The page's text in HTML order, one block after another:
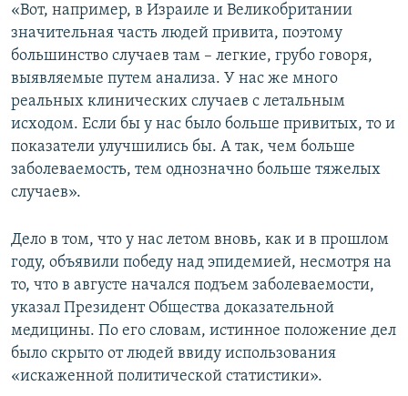
«Вот, например, в Израиле и Великобритании
значительная часть людей привита, поэтому
большинство случаев там – легкие, грубо говоря,
выявляемые путем анализа. У нас же много
реальных клинических случаев с летальным
исходом. Если бы у нас было больше привитых, то и
показатели улучшились бы. А так, чем больше
заболеваемость, тем однозначно больше тяжелых
случаев».
Дело в том, что у нас летом вновь, как и в прошлом
году, объявили победу над эпидемией, несмотря на
то, что в августе начался подъем заболеваемости,
указал Президент Общества доказательной
медицины. По его словам, истинное положение дел
было скрыто от людей ввиду использования
«искаженной политической статистики».